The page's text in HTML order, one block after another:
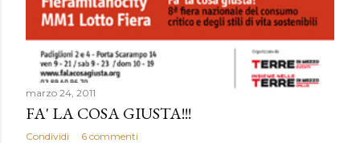
marzo 24, 2011
FA' LA COSA GIUSTA!!!
Condividi 6 commenti